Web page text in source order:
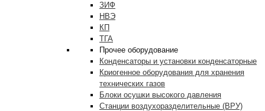
ЗИФ
НВЭ
КП
ТГА
Прочее оборудование
Конденсаторы и установки конденсаторные
Криогенное оборудования для хранения
технических газов
Блоки осушки высокого давления
Станции воздухоразделительные (ВРУ)